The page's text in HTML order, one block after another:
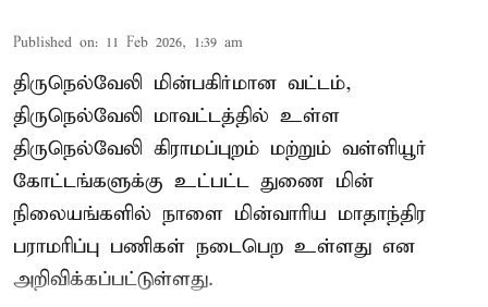
Published on: 11 Feb 2026, 1:39 am
திருநெல்வேலி மின்பகிர்மான வட்டம்,
திருநெல்வேலி மாவட்டத்தில் உள்ள
திருநெல்வேலி கிராமப்புறம் மற்றும் வள்ளியூர்
கோட்டங்களுக்கு உட்பட்ட துணை மின்
நிலையங்களில் நாளை மின்வாரிய மாதாந்திர
பராமரிப்பு பணிகள் நடைபெற உள்ளது என
அறிவிக்கப்பட்டுள்ளது.